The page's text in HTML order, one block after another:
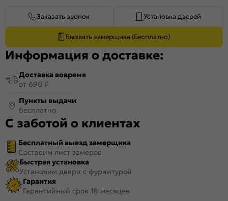
Заказать звонок Установка дверей
Вызвать замерщика (Бесплатно)
Информация о доставке:
Доставка вовремя
от 690 ₽
Пункты выдачи
бесплатно
С заботой о клиентах
Бесплатный выезд замерщика
Составим лист замеров
Быстрая установка
Установим двери с фурнитурой
Гарантия
Гарантийный срок 18 месяцев